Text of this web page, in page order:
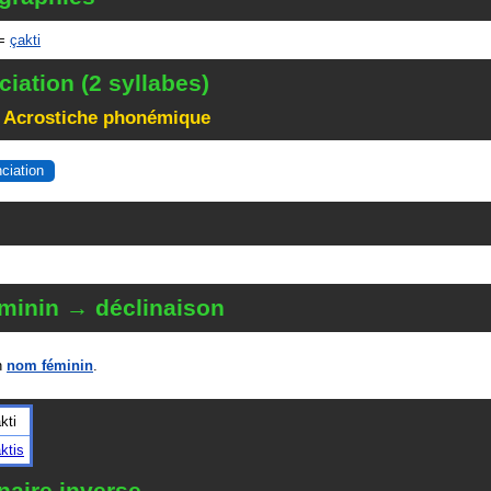
çakti
(2 syllabes)
Acrostiche phonémique
→ déclinaison
nom féminin.